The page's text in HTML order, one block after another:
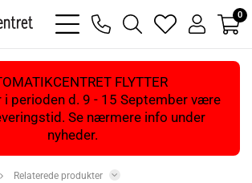
bars
light
phone
magnifying
glass
heart
light
user
light
0
FLYTTER
i perioden d. 9 - 15 September være
Se nærmere info under
nyheder.
Relaterede produkter